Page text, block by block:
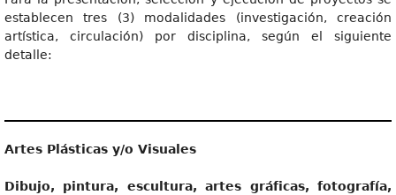
establecen tres (3) modalidades (investigación, creación
artística, circulación) por disciplina, según el siguiente
detalle:
Artes Plásticas y/o Visuales
Dibujo, pintura, escultura, artes gráficas, fotografía,